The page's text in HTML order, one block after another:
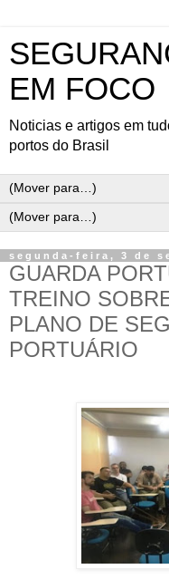
EM FOCO
Noticias e artigos em
portos do Brasil
segunda-feira, 3 de
GUARDA
TREINO
PLANO DE
PORTUÁRIO